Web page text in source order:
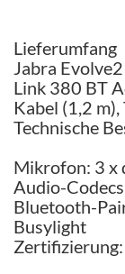
Lieferumfang
Jabra
Link 380 BT
Kabel (1,2
Technische
Mikrofon: 3 x
Audio-
Bluetooth-
Busylight